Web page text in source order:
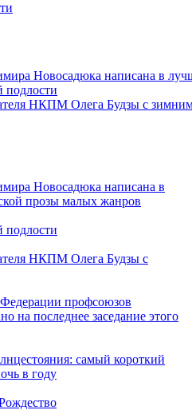
Новосадюка написана в
подлости
НКПМ Олега Будзы с
Новосадюка написана в
прозы малых жанров
подлости
НКПМ Олега Будзы с
профсоюзов
на последнее заседание этого
самый короткий
в году